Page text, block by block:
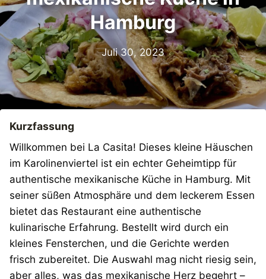
Hamburg
Juli 30, 2023
Kurzfassung
Willkommen bei La Casita! Dieses kleine Häuschen
im Karolinenviertel ist ein echter Geheimtipp für
authentische mexikanische Küche in Hamburg. Mit
seiner süßen Atmosphäre und dem leckerem Essen
bietet das Restaurant eine authentische
kulinarische Erfahrung. Bestellt wird durch ein
kleines Fensterchen, und die Gerichte werden
frisch zubereitet. Die Auswahl mag nicht riesig sein,
aber alles, was das mexikanische Herz begehrt –